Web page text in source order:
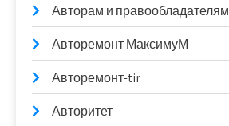
Авторам и правообладателям
Авторемонт МаксимуМ
Авторемонт-tir
Авторитет